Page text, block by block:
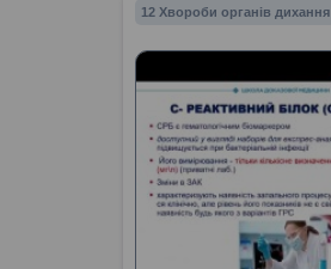
12 Хвороби органів дихання